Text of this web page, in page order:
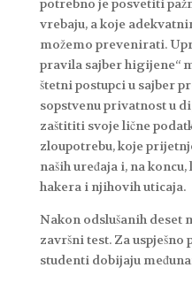
vrebaju, a koje
možemo prevenirati.
pravila sajber higijene“
štetni postupci u sajber
sopstvenu privatnost u
zaštititi svoje lične
zloupotrebu, koje
naših uređaja i, na
hakera i njihovih uticaja.
Nakon odslušanih deset
završni test. Za uspješno
studenti dobijaju